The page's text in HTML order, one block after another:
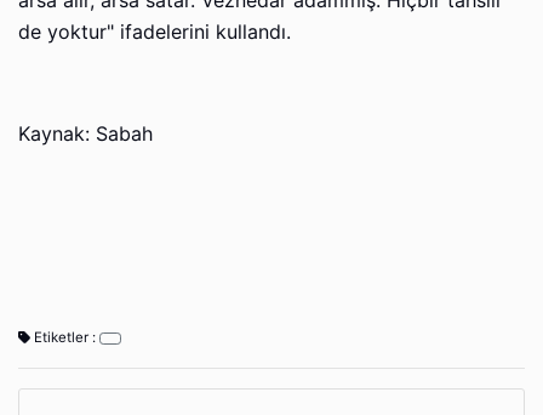
de yoktur" ifadelerini kullandı.
Kaynak: Sabah
Etiketler :